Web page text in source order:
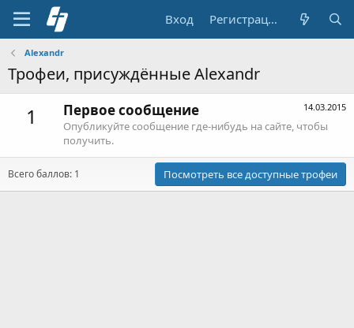
Вход Регистрация
Alexandr
Трофеи, присуждённые Alexandr
1 14.03.2015
Первое сообщение
Опубликуйте сообщение где-нибудь на сайте, чтобы
получить.
Всего баллов: 1 Посмотреть все доступные трофеи